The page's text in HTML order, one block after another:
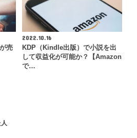
売
2022.10.16
KDP（Kindle出版）で小説を出
して収益化が可能か？【Amazon
で…